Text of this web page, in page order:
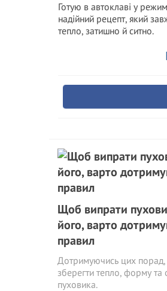
Готую в автоклаві у
надійний рецепт, який
тепло, затишно й ситно.
Щоб випрати
його, варто
правил
Дотримуючись цих
зберегти тепло, форму та
пуховика.